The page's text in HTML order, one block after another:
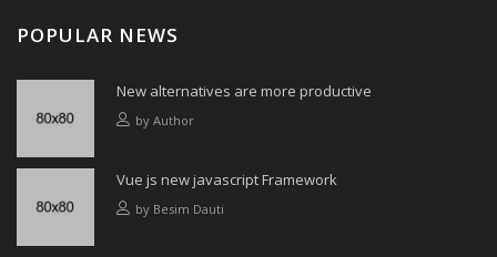
POPULAR NEWS
New alternatives are more productive
by Author
Vue js new javascript Framework
by Besim Dauti